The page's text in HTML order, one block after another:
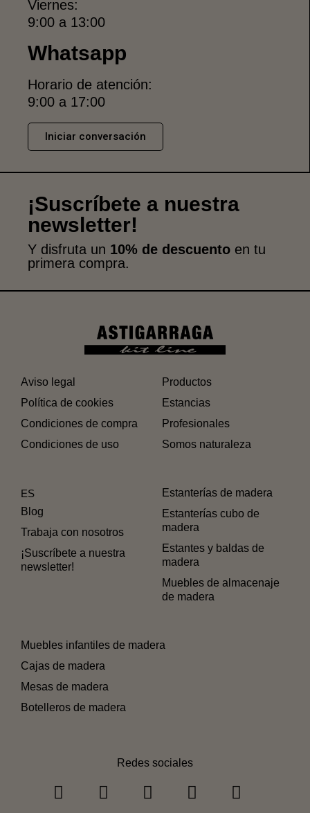
Viernes:
9:00 a 13:00
Whatsapp
Horario de atención:
9:00 a 17:00
Iniciar conversación
¡Suscríbete a nuestra
newsletter!
Y disfruta un 10% de descuento en tu
primera compra.
Aviso legal
Política de cookies
Condiciones de compra
Condiciones de uso
Productos
Estancias
Profesionales
Somos naturaleza
ES
Blog
Trabaja con nosotros
¡Suscríbete a nuestra
newsletter!
Estanterías de madera
Estanterías cubo de
madera
Estantes y baldas de
madera
Muebles de almacenaje
de madera
Muebles infantiles de madera
Cajas de madera
Mesas de madera
Botelleros de madera
Redes sociales